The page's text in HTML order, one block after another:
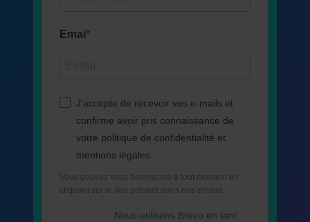
Emai
J'accepte de recevoir vos e-mails et
confirme avoir pris connaissance de
votre politique de confidentialité et
mentions légales.
Vous pouvez vous désinscrire à tout moment en
cliquant sur le lien présent dans nos emails.
Nous utilisons Brevo en tant